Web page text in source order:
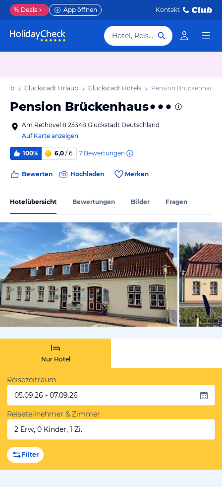
% Deals App öffnen Kontakt
Hotel, Reiseziel
Glückstadt Urlaub Glückstadt Hotels Pension Brückenhaus
Pension Brückenhaus
Am Rethövel 8 25348 Glückstadt Deutschland
Auf Karte anzeigen
100% 6,0 / 6 7 Bewertungen
Bewerten Hochladen Merken
Hotelübersicht Bewertungen Bilder Fragen
von
Nur Hotel
Reisezeitraum
05.09.26 - 07.09.26
Reiseteilnehmer & Zimmer
2 Erw, 0 Kinder, 1 Zi.
Filter